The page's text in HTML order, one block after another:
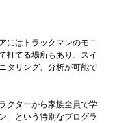
にはトラックマンのモニ
打てる場所もあり、スイ
タリング、分析が可能で
クターから家族全員で学
」という特別なプログラ